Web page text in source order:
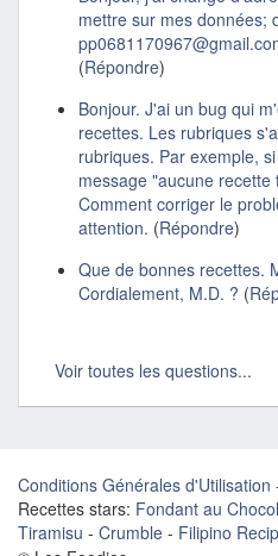
mettre sur mes données;
(Répondre)
Bonjour. J'ai un bug qui
recettes. Les rubriques
rubriques. Par exemple,
message "aucune recette
Comment corriger le
attention. (Répondre)
Que de bonnes recettes.
Cordialement, M.D. ? (
Voir toutes les questions...
Conditions Générales d'Utilisation
Recettes stars: Fondant au
Tiramisu - Crumble - Filipino